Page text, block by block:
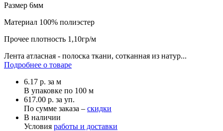
Размер 6мм
Материал 100% полиэстер
Прочее плотность 1,10гр/м
Лента атласная - полоска ткани, сотканная из натур...
Подробнее о товаре
6.17 р. за м
В упаковке по 100 м
617.00 р. за уп.
По сумме заказа – скидки
В наличии
Условия работы и доставки